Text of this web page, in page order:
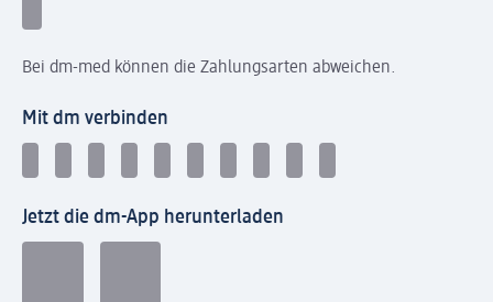
Bei dm-med können die Zahlungsarten abweichen.
Mit dm verbinden
Jetzt die dm-App herunterladen